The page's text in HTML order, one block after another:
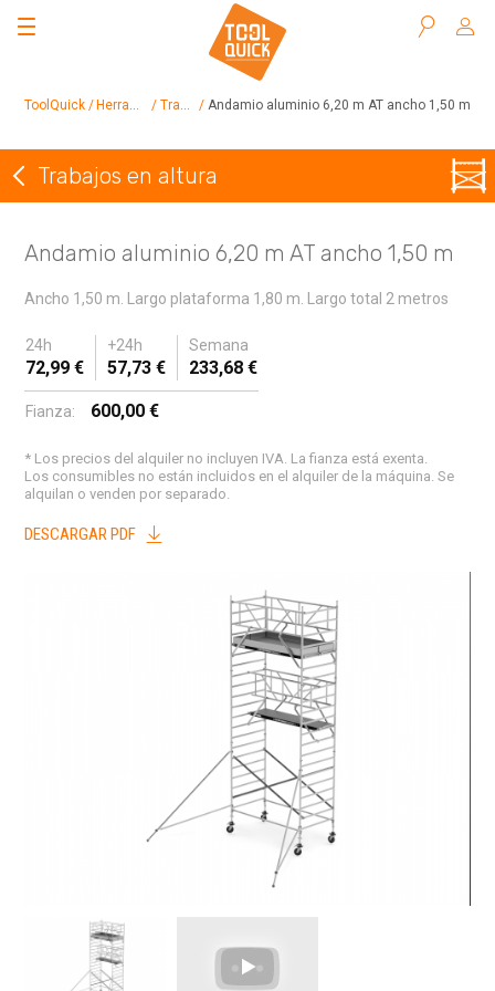
ToolQuick Herramientas en alquiler Trabajos en altura Andamio aluminio 6,20 m AT ancho 1,50 m
Volver a Trabajos en altura
Trabajos en altura
Andamio aluminio 6,20 m AT ancho 1,50 m
Ancho 1,50 m. Largo plataforma 1,80 m. Largo total 2 metros
24h +24h Semana
72,99 € 57,73 € 233,68 €
Fianza: 600,00 €
* Los precios del alquiler no incluyen IVA. La fianza está exenta.
Los consumibles no están incluidos en el alquiler de la máquina. Se
alquilan o venden por separado.
DESCARGAR PDF